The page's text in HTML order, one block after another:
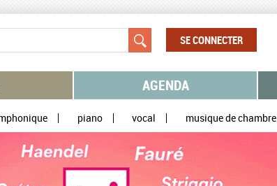
SE CONNECTER
AGENDA
piano vocal musique de chambre